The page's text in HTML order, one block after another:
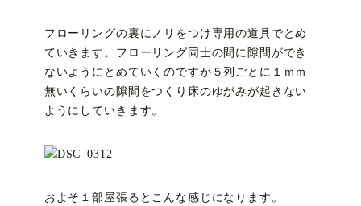
フローリングの裏にノリをつけ専用の道具でとめ
ていきます。フローリング同士の間に隙間ができ
ないようにとめていくのですが５列ごとに１ｍｍ
無いくらいの隙間をつくり床のゆがみが起きない
ようにしていきます。
およそ１部屋張るとこんな感じになります。